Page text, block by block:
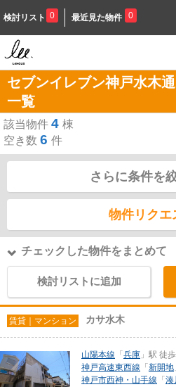
検討リスト 0 最近見た物件 0
セブンイレブン神戸水木
一覧
該当物件 4 棟
空き数 6 件
さらに条件を
物件リクエ
チェックした物件をまとめて
検討リストに追加
賃貸｜マンション カサ水木
山陽本線 「 兵庫 」駅 徒
神戸高速東西線 「 新開地
神戸市西神・山手線 「 湊